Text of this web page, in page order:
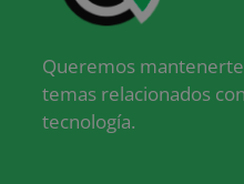
Queremos
temas relacionados
tecnología.